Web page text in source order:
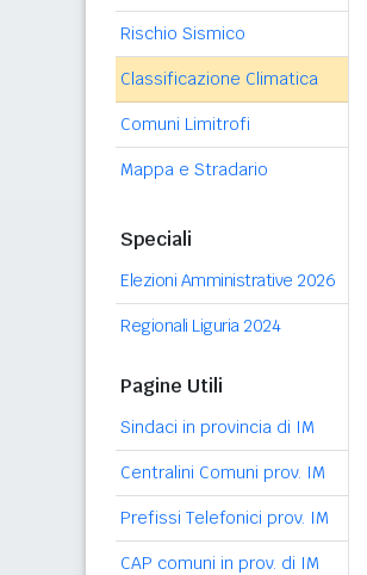
Rischio Sismico
Classificazione Climatica
Comuni Limitrofi
Mappa e Stradario
Speciali
Elezioni Amministrative 2026
Regionali Liguria 2024
Pagine Utili
Sindaci in provincia di IM
Centralini Comuni prov. IM
Prefissi Telefonici prov. IM
CAP comuni in prov. di IM